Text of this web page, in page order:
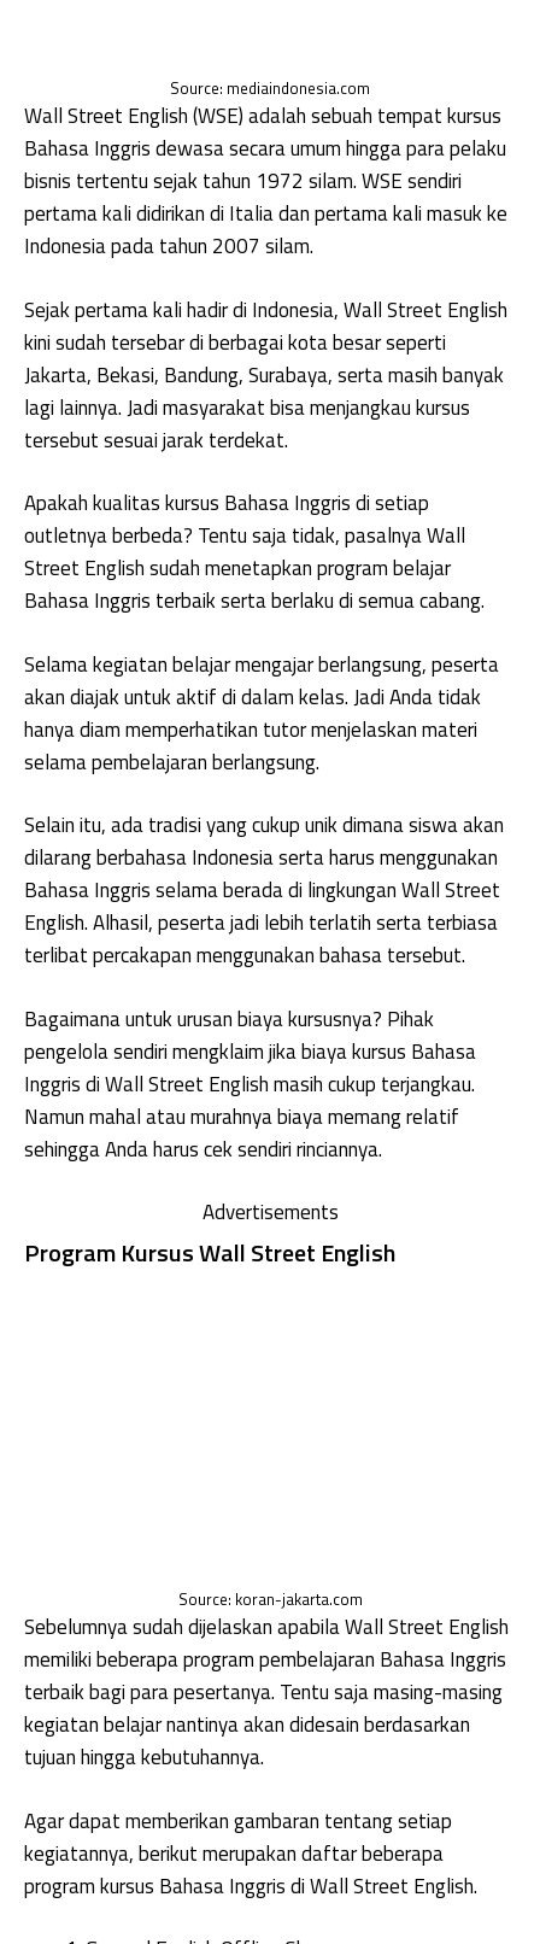
Source: mediaindonesia.com
Wall Street English (WSE) adalah sebuah tempat kursus
Bahasa Inggris dewasa secara umum hingga para pelaku
bisnis tertentu sejak tahun 1972 silam. WSE sendiri
pertama kali didirikan di Italia dan pertama kali masuk ke
Indonesia pada tahun 2007 silam.
Sejak pertama kali hadir di Indonesia, Wall Street English
kini sudah tersebar di berbagai kota besar seperti
Jakarta, Bekasi, Bandung, Surabaya, serta masih banyak
lagi lainnya. Jadi masyarakat bisa menjangkau kursus
tersebut sesuai jarak terdekat.
Apakah kualitas kursus Bahasa Inggris di setiap
outletnya berbeda? Tentu saja tidak, pasalnya Wall
Street English sudah menetapkan program belajar
Bahasa Inggris terbaik serta berlaku di semua cabang.
Selama kegiatan belajar mengajar berlangsung, peserta
akan diajak untuk aktif di dalam kelas. Jadi Anda tidak
hanya diam memperhatikan tutor menjelaskan materi
selama pembelajaran berlangsung.
Selain itu, ada tradisi yang cukup unik dimana siswa akan
dilarang berbahasa Indonesia serta harus menggunakan
Bahasa Inggris selama berada di lingkungan Wall Street
English. Alhasil, peserta jadi lebih terlatih serta terbiasa
terlibat percakapan menggunakan bahasa tersebut.
Bagaimana untuk urusan biaya kursusnya? Pihak
pengelola sendiri mengklaim jika biaya kursus Bahasa
Inggris di Wall Street English masih cukup terjangkau.
Namun mahal atau murahnya biaya memang relatif
sehingga Anda harus cek sendiri rinciannya.
Advertisements
Program Kursus Wall Street English
Source: koran-jakarta.com
Sebelumnya sudah dijelaskan apabila Wall Street English
memiliki beberapa program pembelajaran Bahasa Inggris
terbaik bagi para pesertanya. Tentu saja masing-masing
kegiatan belajar nantinya akan didesain berdasarkan
tujuan hingga kebutuhannya.
Agar dapat memberikan gambaran tentang setiap
kegiatannya, berikut merupakan daftar beberapa
program kursus Bahasa Inggris di Wall Street English.